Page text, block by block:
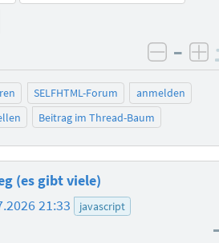
–
SELFHTML-Forum
anmelden
Beitrag im Thread-Baum
(es gibt viele)
21:33 javascript